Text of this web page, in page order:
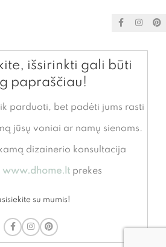
išsirinkti gali būti
papraščiau!
parduoti, bet padėti jums rasti
jūsų voniai ar namų sienoms.
dizainerio konsultacija
www.dhome.lt prekes
su mumis!